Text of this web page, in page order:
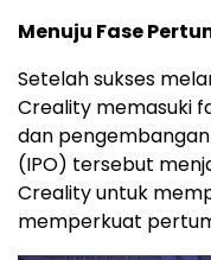
Menuju Fase
Setelah sukses
Creality memasuki
dan
(IPO) tersebut
Creality untuk
memperkuat